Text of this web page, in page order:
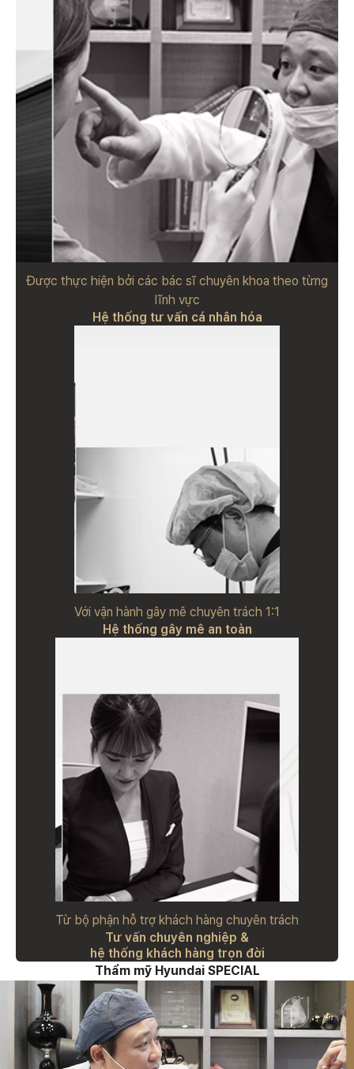
Được thực hiện bởi các bác sĩ chuyên khoa theo từng
lĩnh vực
Hệ thống tư vấn cá nhân hóa
Với vận hành gây mê chuyên trách 1:1
Hệ thống gây mê an toàn
Từ bộ phận hỗ trợ khách hàng chuyên trách
Tư vấn chuyên nghiệp &
hệ thống khách hàng trọn đời
Thẩm mỹ Hyundai SPECIAL